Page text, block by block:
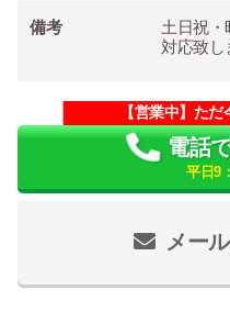
備考
土日祝・
対応致し
メー
【営業中】た
電話
平日9